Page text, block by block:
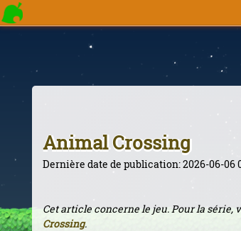
Animal Crossing
Dernière date de publication: 2026-06-06
Cet article concerne le jeu. Pour la série,
Crossing.